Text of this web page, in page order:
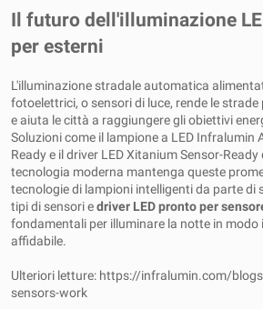
Il futuro dell'illuminazione
per esterni
L'illuminazione stradale automatica
fotoelettrici, o sensori di luce, rende le
e aiuta le città a raggiungere gli obiettivi
Soluzioni come il lampione a LED Infralumin
Ready e il driver LED Xitanium Sensor-
tecnologia moderna mantenga queste
tecnologie di lampioni intelligenti da parte di
tipi di sensori edriver LED pronto per
fondamentali per illuminare la notte in modo
affidabile.
Ulteriori letture: https://infralumin.com/
sensors-work